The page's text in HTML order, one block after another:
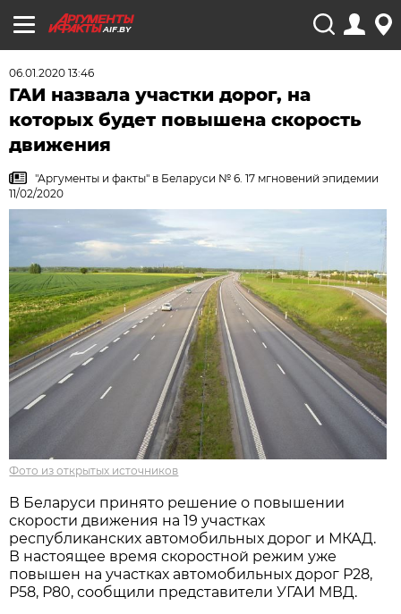
AIF.BY
06.01.2020 13:46
ГАИ назвала участки дорог, на
которых будет повышена скорость
движения
"Аргументы и факты" в Беларуси № 6. 17 мгновений эпидемии
11/02/2020
Фото из открытых источников
В Беларуси принято решение о повышении
скорости движения на 19 участках
республиканских автомобильных дорог и МКАД.
В настоящее время скоростной режим уже
повышен на участках автомобильных дорог Р28,
Р58, Р80, сообщили представители УГАИ МВД.